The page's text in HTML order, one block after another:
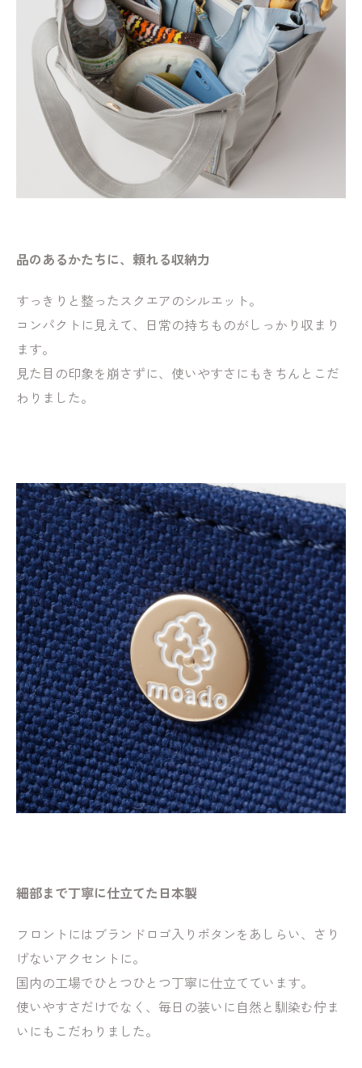
品のあるかたちに、頼れる収納力
すっきりと整ったスクエアのシルエット。
コンパクトに見えて、日常の持ちものがしっかり収まり
ます。
見た目の印象を崩さずに、使いやすさにもきちんとこだ
わりました。
細部まで丁寧に仕立てた日本製
フロントにはブランドロゴ入りボタンをあしらい、さり
げないアクセントに。
国内の工場でひとつひとつ丁寧に仕立てています。
使いやすさだけでなく、毎日の装いに自然と馴染む佇ま
いにもこだわりました。